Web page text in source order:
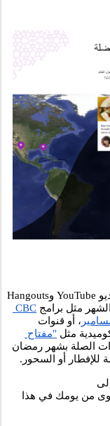
مثل برامج
مثل